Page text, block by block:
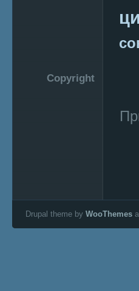
Copyright
Drupal theme by WooThemes